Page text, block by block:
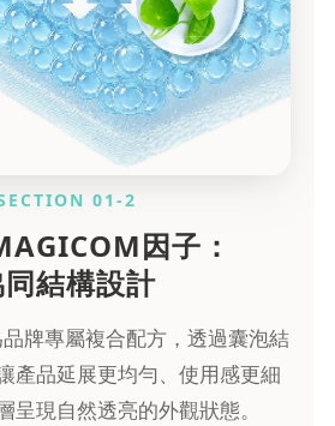
01-2
因子：
結構設計
牌專屬複合配方，透過囊泡結
產品延展更均勻、使用感更細
呈現自然透亮的外觀狀態。